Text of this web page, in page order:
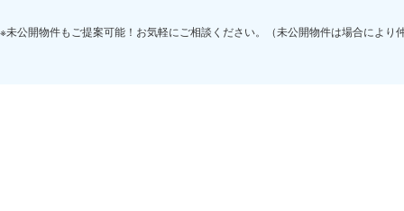
※未公開物件もご提案可能！お気軽にご相談ください。（未公開物件は場合により